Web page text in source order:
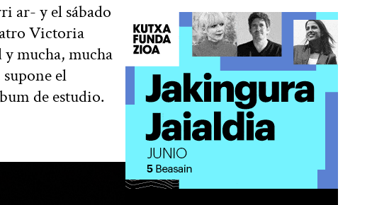
ar- y el sábado
Victoria
mucha, mucha
el
de estudio.